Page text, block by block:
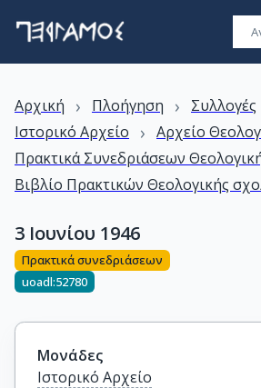
Αρχική › Πλοήγηση › Συλλογές
Ιστορικό Αρχείο › Αρχείο
Πρακτικά Συνεδριάσεων
Bιβλίο Πρακτικών Θεολογικής
3 Ιουνίου 1946
Πρακτικά συνεδριάσεων
uoadl:52780
Μονάδες
Ιστορικό Αρχείο